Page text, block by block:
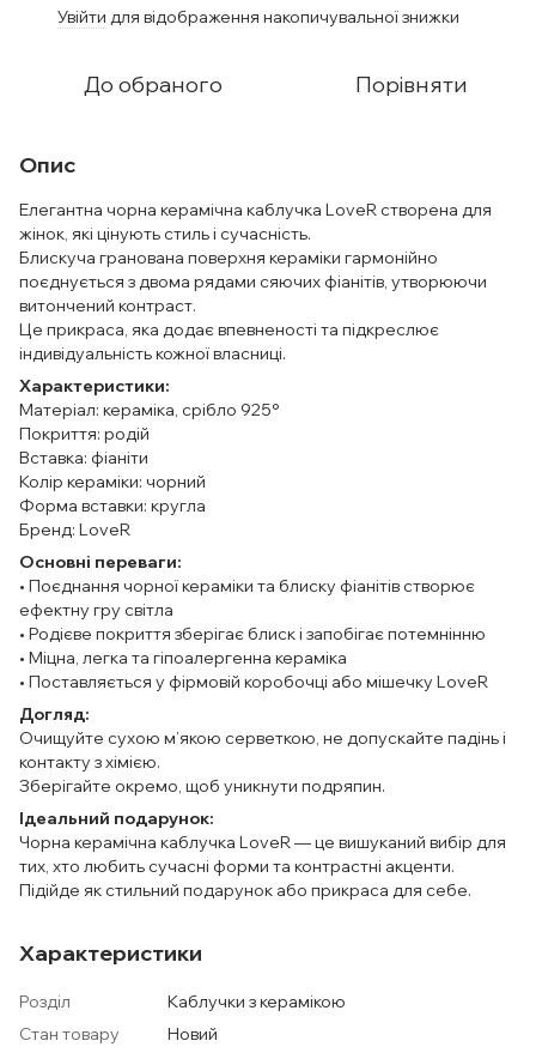
Увійти для відображення накопичувальної знижки
До обраного Порівняти
Опис
Елегантна чорна керамічна каблучка LoveR створена для
жінок, які цінують стиль і сучасність.
Блискуча гранована поверхня кераміки гармонійно
поєднується з двома рядами сяючих фіанітів, утворюючи
витончений контраст.
Це прикраса, яка додає впевненості та підкреслює
індивідуальність кожної власниці.
Характеристики:
Матеріал: кераміка, срібло 925°
Покриття: родій
Вставка: фіаніти
Колір кераміки: чорний
Форма вставки: кругла
Бренд: LoveR
Основні переваги:
• Поєднання чорної кераміки та блиску фіанітів створює
ефектну гру світла
• Родієве покриття зберігає блиск і запобігає потемнінню
• Міцна, легка та гіпоалергенна кераміка
• Поставляється у фірмовій коробочці або мішечку LoveR
Догляд:
Очищуйте сухою м’якою серветкою, не допускайте падінь і
контакту з хімією.
Зберігайте окремо, щоб уникнути подряпин.
Ідеальний подарунок:
Чорна керамічна каблучка LoveR — це вишуканий вибір для
тих, хто любить сучасні форми та контрастні акценти.
Підійде як стильний подарунок або прикраса для себе.
Характеристики
Розділ
Каблучки з керамікою
Стан товару
Новий